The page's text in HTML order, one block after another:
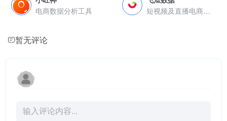
电商数据分析工具 短视频及直播电商数据分析工具
暂无评论